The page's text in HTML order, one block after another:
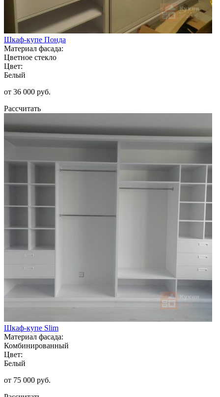
Шкаф-купе Понда
Материал фасада:
Цветное стекло
Цвет:
Белый
от 36 000 руб.
Рассчитать
Шкаф-купе Slim
Материал фасада:
Комбинированный
Цвет:
Белый
от 75 000 руб.